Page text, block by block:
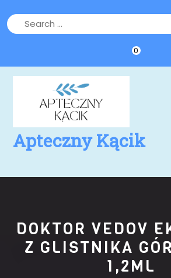
to
content
0
Apteczny Kącik
DOKTOR VEDOV
Z GLISTNIKA
1,2ML